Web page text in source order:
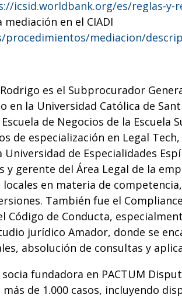
icsid.worldbank.org/es/reglas-y-
en el CIADI
mediacion/
Rodrigo es el Subprocurador
en la Universidad Católica de
de Negocios de la Escuela
de especialización en Legal
de Especialidades
y gerente del Área Legal de la
en materia de
También fue el
Código de Conducta,
jurídico Amador, donde se
absolución de consultas y
socia fundadora en PACTUM
de 1.000 casos, incluyendo